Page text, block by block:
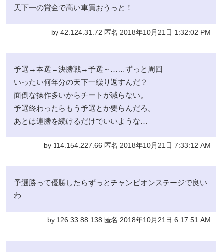
天下一の賞金で高い車買おうっと！
by 42.124.31.72 匿名 2018年10月21日 1:32:02 PM
予選→本選→決勝戦→予選～……ずっと周回
いったい何年分の天下一繰り返すんだ？
面倒な操作多いからチートが減らない。
予選終わったらもう予選とか要らんだろ。
あとは連勝を続けるだけでいいような…
by 114.154.227.66 匿名 2018年10月21日 7:33:12 AM
予選勝って優勝したらずっとチャンピオンステージで良い
わ
by 126.33.88.138 匿名 2018年10月21日 6:17:51 AM